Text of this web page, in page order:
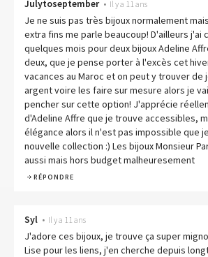
Julytoseptember • Il y a 11 ans
Je ne suis pas très bijoux normalement
extra fins me parle beaucoup! D'ailleurs j'ai
quelques mois pour deux bijoux Adeline
deux, que je pense porter à l'excès cet
vacances au Maroc et on peut y trouver de
argent voire les faire sur mesure alors je
pencher sur cette option! J'apprécie
d'Adeline Affre que je trouve accessibles,
élégance alors il n'est pas impossible que
nouvelle collection :) Les bijoux Monsieur
aussi mais hors budget malheuresement
RÉPONDRE
Syl • Il y a 11 ans
J'adore ces bijoux, je trouve ça super
Lise pour les liens, j'en cherche depuis